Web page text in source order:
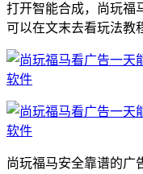
打开智能合成，尚玩福
可以在文末去看玩法教
尚玩福马安全靠谱的广